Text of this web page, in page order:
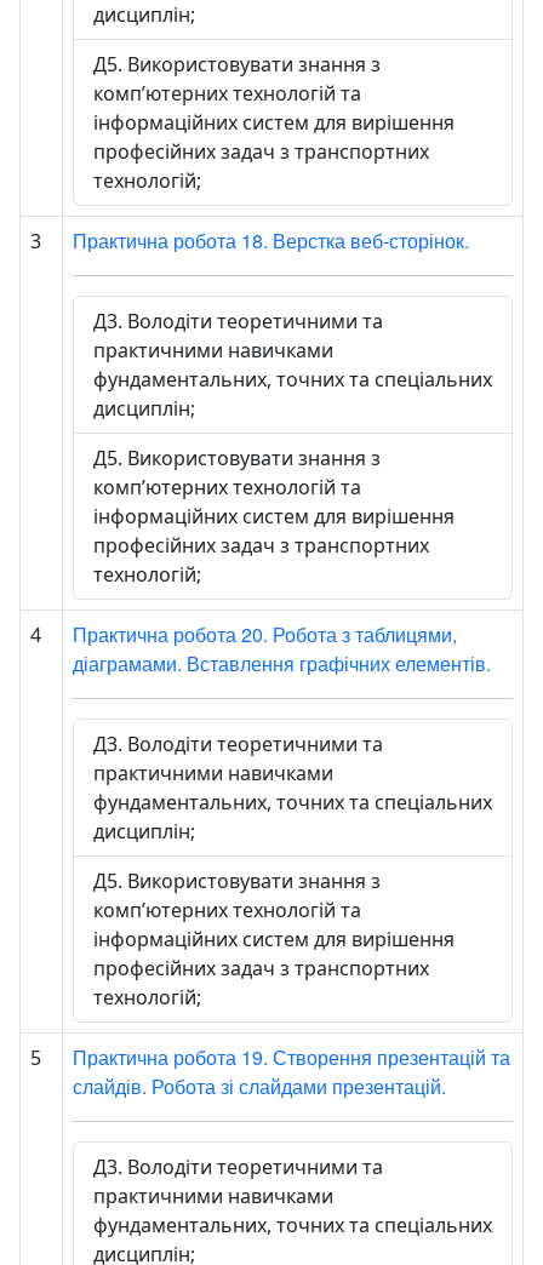
дисциплін;
Д5. Використовувати знання з
комп’ютерних технологій та
інформаційних систем для вирішення
професійних задач з транспортних
технологій;
3 Практична робота 18. Верстка веб-сторінок.
Д3. Володіти теоретичними та
практичними навичками
фундаментальних, точних та спеціальних
дисциплін;
Д5. Використовувати знання з
комп’ютерних технологій та
інформаційних систем для вирішення
професійних задач з транспортних
технологій;
4
Практична робота 20. Робота з таблицями,
діаграмами. Вставлення графічних елементів.
Д3. Володіти теоретичними та
практичними навичками
фундаментальних, точних та спеціальних
дисциплін;
Д5. Використовувати знання з
комп’ютерних технологій та
інформаційних систем для вирішення
професійних задач з транспортних
технологій;
5
Практична робота 19. Створення презентацій та
слайдів. Робота зі слайдами презентацій.
Д3. Володіти теоретичними та
практичними навичками
фундаментальних, точних та спеціальних
дисциплін;